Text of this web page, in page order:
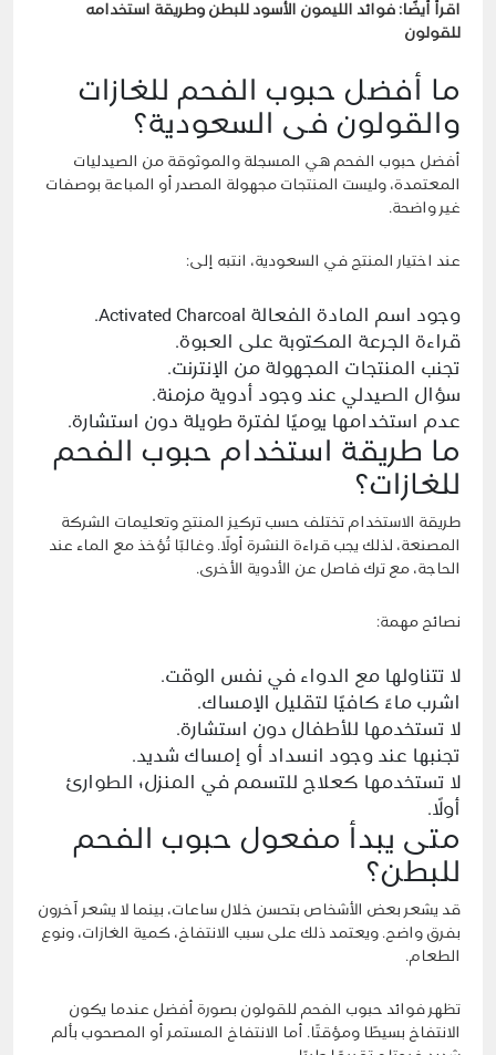
اقرأ أيضًا: فوائد الليمون الأسود للبطن وطريقة استخدامه
للقولون
ما أفضل حبوب الفحم للغازات
والقولون فى السعودية؟
أفضل حبوب الفحم هي المسجلة والموثوقة من الصيدليات
المعتمدة، وليست المنتجات مجهولة المصدر أو المباعة بوصفات
غير واضحة.
عند اختيار المنتج في السعودية، انتبه إلى:
وجود اسم المادة الفعالة Activated Charcoal.
قراءة الجرعة المكتوبة على العبوة.
تجنب المنتجات المجهولة من الإنترنت.
سؤال الصيدلي عند وجود أدوية مزمنة.
عدم استخدامها يوميًا لفترة طويلة دون استشارة.
ما طريقة استخدام حبوب الفحم
للغازات؟
طريقة الاستخدام تختلف حسب تركيز المنتج وتعليمات الشركة
المصنعة، لذلك يجب قراءة النشرة أولًا. وغالبًا تُؤخذ مع الماء عند
الحاجة، مع ترك فاصل عن الأدوية الأخرى.
نصائح مهمة:
لا تتناولها مع الدواء في نفس الوقت.
اشرب ماءً كافيًا لتقليل الإمساك.
لا تستخدمها للأطفال دون استشارة.
تجنبها عند وجود انسداد أو إمساك شديد.
لا تستخدمها كعلاج للتسمم في المنزل؛ الطوارئ
أولًا.
متى يبدأ مفعول حبوب الفحم
للبطن؟
قد يشعر بعض الأشخاص بتحسن خلال ساعات، بينما لا يشعر آخرون
بفرق واضح. ويعتمد ذلك على سبب الانتفاخ، كمية الغازات، ونوع
الطعام.
تظهر فوائد حبوب الفحم للقولون بصورة أفضل عندما يكون
الانتفاخ بسيطًا ومؤقتًا. أما الانتفاخ المستمر أو المصحوب بألم